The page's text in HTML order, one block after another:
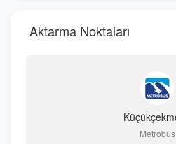
Aktarma Noktaları
Metrobüs